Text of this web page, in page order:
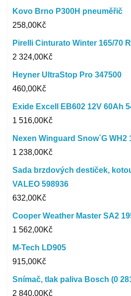
Kovo Brno P300H pneuměřič
258,00Kč
Pirelli Cinturato Winter 165/70
2 324,00Kč
Heyner UltraStop Pro 347500
460,00Kč
Exide Excell EB602 12V 60Ah
1 516,00Kč
Nexen Winguard Snow´G WH2
1 238,00Kč
Sada brzdových destiček,
VALEO 598936
632,00Kč
Cooper Weather Master SA2
1 562,00Kč
M-Tech LD905
915,00Kč
Snímač, tlak paliva Bosch (0
2 840,00Kč